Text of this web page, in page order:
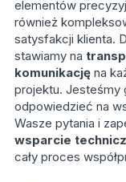
elementów
również
satysfakcji klienta.
stawiamy na
komunikacjęna
projektu. Jesteśmy
odpowiedzieć na
Wasze pytania i
wsparcie
cały proces